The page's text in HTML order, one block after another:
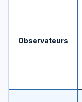
Observateurs